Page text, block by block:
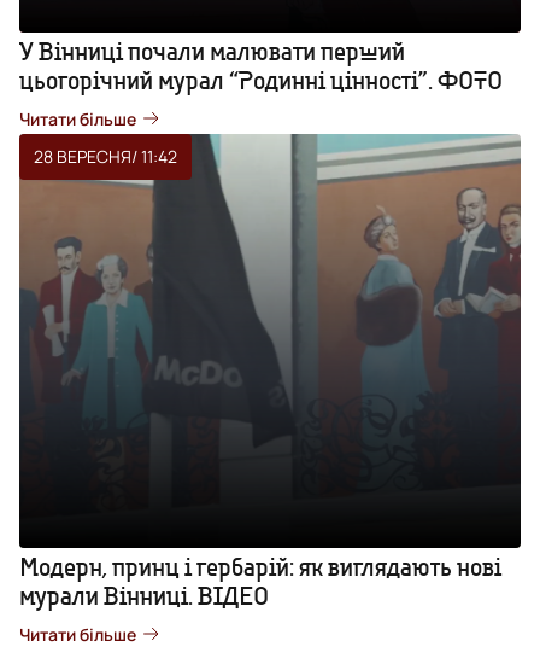
У Вінниці почали малювати перший
цьогорічний мурал “Родинні цінності”. ФОТО
Читати більше
28 ВЕРЕСНЯ/ 11:42
Модерн, принц і гербарій: як виглядають нові
мурали Вінниці. ВІДЕО
Читати більше